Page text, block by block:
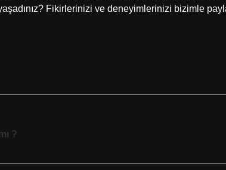
yaşadınız? Fikirlerinizi ve deneyimlerinizi bizimle
?